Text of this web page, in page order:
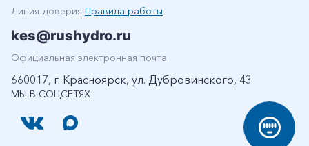
Заказать обратный звонок
МЫ В СОЦСЕТЯХ
Линия доверия Правила работы
kes@rushydro.ru
Официальная электронная почта
660017, г. Красноярск, ул. Дубровинского, 43